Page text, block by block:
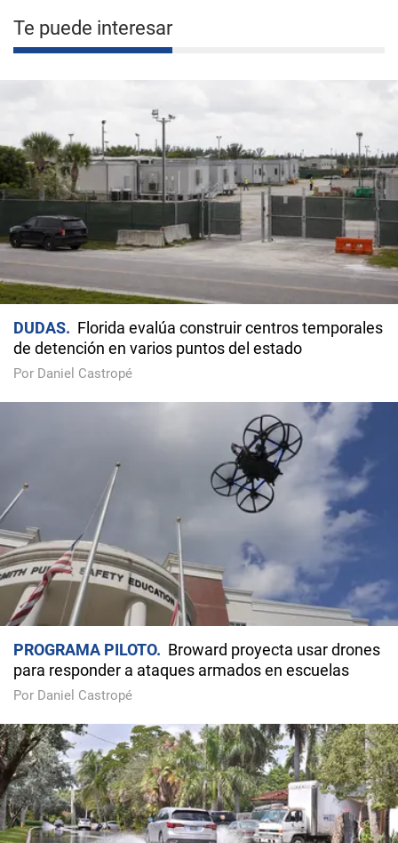
Te puede interesar
DUDAS
Florida evalúa construir centros temporales
de detención en varios puntos del estado
Por Daniel Castropé
PROGRAMA PILOTO
Broward proyecta usar drones
para responder a ataques armados en escuelas
Por Daniel Castropé